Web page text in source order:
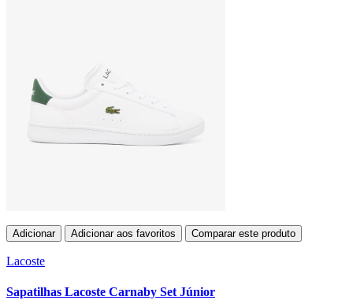
Adicionar Adicionar aos favoritos Comparar este produto
Lacoste
Sapatilhas Lacoste Carnaby Set Júnior